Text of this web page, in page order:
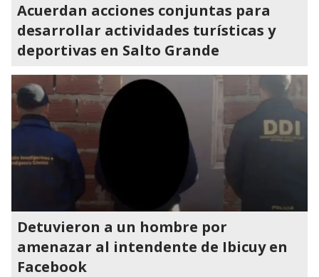
Acuerdan acciones conjuntas para
desarrollar actividades turísticas y
deportivas en Salto Grande
Detuvieron a un hombre por
amenazar al intendente de Ibicuy en
Facebook